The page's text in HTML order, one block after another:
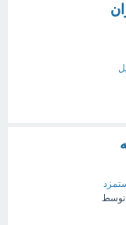
توسط